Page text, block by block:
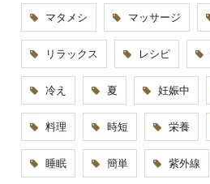
マタメシ マッサージ
リラックス レシピ
冷え 夏 妊娠中
料理 時短 栄養
睡眠 簡単 紫外線